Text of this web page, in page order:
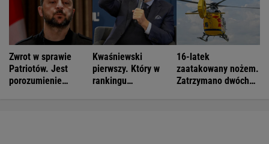
Zwrot w sprawie
Patriotów. Jest
porozumienie
Kwaśniewski
pierwszy. Który w
rankingu
16-latek
zaatakowany nożem.
Zatrzymano dwóch